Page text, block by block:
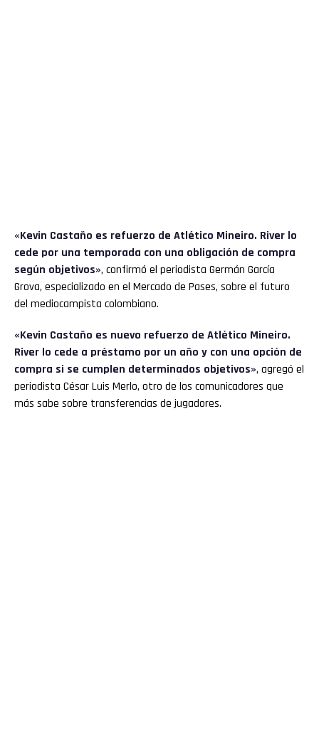
«Kevin Castaño es refuerzo de Atlético Mineiro. River lo
cede por una temporada con una obligación de compra
según objetivos», confirmó el periodista Germán García
Grova, especializado en el Mercado de Pases, sobre el futuro
del mediocampista colombiano.
«Kevin Castaño es nuevo refuerzo de Atlético Mineiro.
River lo cede a préstamo por un año y con una opción de
compra si se cumplen determinados objetivos», agregó el
periodista César Luis Merlo, otro de los comunicadores que
más sabe sobre transferencias de jugadores.